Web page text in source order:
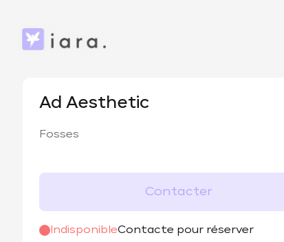
Ad Aesthetic
Fosses
Contacter
IndisponibleContacte pour réserver